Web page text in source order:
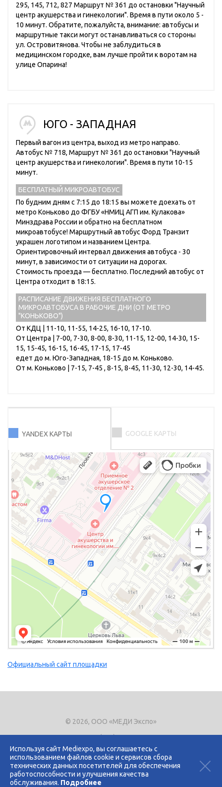
Используя сайт Mediexpo, вы соглашаетесь с
использованием файлов cookie и сервисов сбора
технических данных посетителей для обеспечения
работоспособности и улучшения качества
обслуживания. Подробнее
295, 145, 712, 827 Маршрут № 361 до остановки "Научный
центр акушерства и гинекологии". Время в пути около 5 -
10 минут. Обратите, пожалуйста, внимание: автобусы и
маршрутные такси могут останавливаться со стороны
ул. Островитянова. Чтобы не заблудиться в
медицинском городке, вам лучше пройти к воротам на
улице Опарина!
ЮГО - ЗАПАДНАЯ
Первый вагон из центра, выход из метро направо.
Автобус № 718, Маршрут № 361 до остановки "Научный
центр акушерства и гинекологии". Время в пути 10-15
минут.
БЕСПЛАТНЫЙ МИКРОАВТОБУС
По будним дням с 7:15 до 18:15 вы можете доехать от
метро Коньково до ФГБУ «НМИЦ АГП им. Кулакова»
Минздрава России и обратно на бесплатном
микроавтобусе! Маршрутный автобус Форд Транзит
украшен логотипом и названием Центра.
Ориентировочный интервал движения автобуса - 30
минут, в зависимости от ситуации на дорогах.
Стоимость проезда — бесплатно. Последний автобус от
Центра отходит в 18:15.
РАСПИСАНИЕ ДВИЖЕНИЯ БЕСПЛАТНОГО
МИКРОАВТОБУСА В РАБОЧИЕ ДНИ (ОТ МЕТРО
"КОНЬКОВО")
От КДЦ | 11-10, 11-55, 14-25, 16-10, 17-10.
От Центра | 7-00, 7-30, 8-00, 8-30, 11-15, 12-00, 14-30, 15-
15, 15-45, 16-15, 16-45, 17-15, 17-45
едет до м. Юго-Западная, 18-15 до м. Коньково.
От м. Коньково | 7-15, 7-45 , 8-15, 8-45, 11-30, 12-30, 14-45.
YANDEX КАРТЫ GOOGLE КАРТЫ
Официальный сайт площадки
© 2026, ООО «МЕДИ Экспо»
Тел.+7 (495) 721-8866
E-mail:expo@mediexpo.ru
Контакты
Политика использования cookies
Политика конфиденциальности